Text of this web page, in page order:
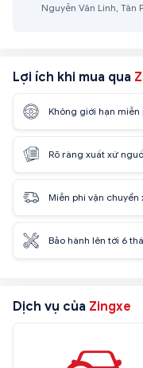
Nguyễn Văn Linh, Tân
Lợi ích khi mua qua
Không giới hạn
Rõ ràng xuất xứ
Miễn phí vận chuyển
Bảo hành lên tới 6
Dịch vụ của Zingxe